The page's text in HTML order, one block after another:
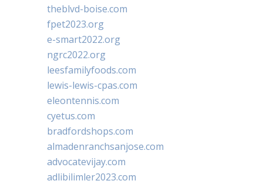
theblvd-boise.com
fpet2023.org
e-smart2022.org
ngrc2022.org
leesfamilyfoods.com
lewis-lewis-cpas.com
eleontennis.com
cyetus.com
bradfordshops.com
almadenranchsanjose.com
advocatevijay.com
adlibilimler2023.com